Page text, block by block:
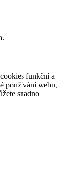
funkční a
používání webu,
snadno